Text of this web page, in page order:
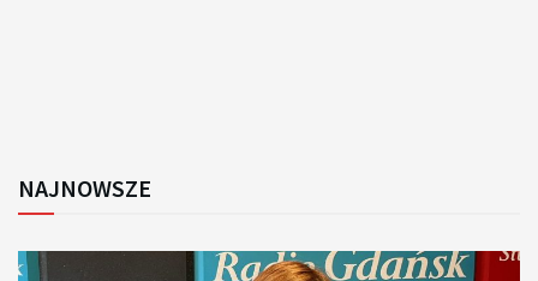
NAJNOWSZE